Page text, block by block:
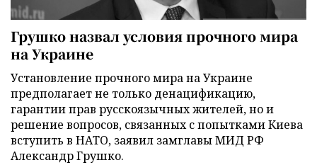
Грушко назвал условия прочного мира
на Украине
Установление прочного мира на Украине
предполагает не только денацификацию,
гарантии прав русскоязычных жителей, но и
решение вопросов, связанных с попытками Киева
вступить в НАТО, заявил замглавы МИД РФ
Александр Грушко.